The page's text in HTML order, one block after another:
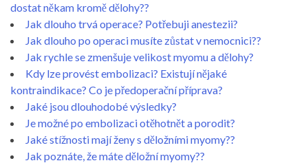
dostat někam kromě dělohy??
Jak dlouho trvá operace? Potřebuji anestezii?
Jak dlouho po operaci musíte zůstat v nemocnici??
Jak rychle se zmenšuje velikost myomu a dělohy?
Kdy lze provést embolizaci? Existují nějaké
kontraindikace? Co je předoperační příprava?
Jaké jsou dlouhodobé výsledky?
Je možné po embolizaci otěhotnět a porodit?
Jaké stížnosti mají ženy s děložními myomy??
Jak poznáte, že máte děložní myomy??